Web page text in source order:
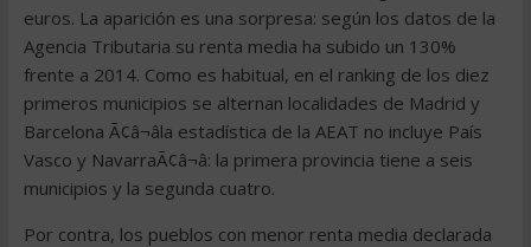
euros. La aparición es una sorpresa: según los datos de la
Agencia Tributaria su renta media ha subido un 130%
frente a 2014. Como es habitual, en el ranking de los diez
primeros municipios se alternan localidades de Madrid y
Barcelona Ã¢â¬âla estadística de la AEAT no incluye País
Vasco y NavarraÃ¢â¬â: la primera provincia tiene a seis
municipios y la segunda cuatro.
Por contra, los pueblos con menor renta media declarada